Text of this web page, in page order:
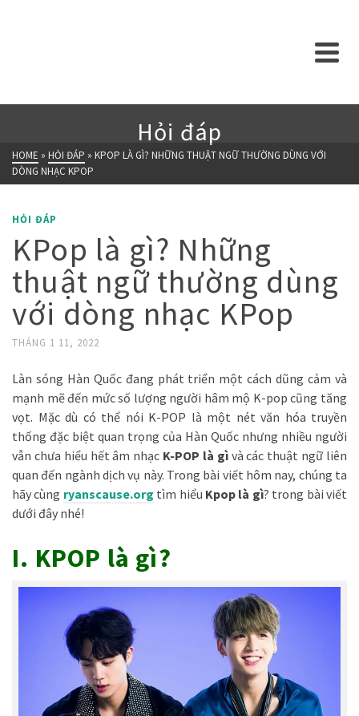
Hỏi đáp
HOME » HỎI ĐÁP » KPOP LÀ GÌ? NHỮNG THUẬT NGỮ THƯỜNG DÙNG VỚI
DÒNG NHẠC KPOP
HỎI ĐÁP
KPop là gì? Những
thuật ngữ thường dùng
với dòng nhạc KPop
THÁNG 1 11, 2022
Làn sóng Hàn Quốc đang phát triển một cách dũng cảm và
mạnh mẽ đến mức số lượng người hâm mộ K-pop cũng tăng
vọt. Mặc dù có thể nói K-POP là một nét văn hóa truyền
thống đặc biệt quan trọng của Hàn Quốc nhưng nhiều người
vẫn chưa hiểu hết âm nhạc K-POP là gì và các thuật ngữ liên
quan đến ngành dịch vụ này. Trong bài viết hôm nay, chúng ta
hãy cùng ryanscause.org tìm hiểu Kpop là gì? trong bài viết
dưới đây nhé!
I. KPOP là gì?